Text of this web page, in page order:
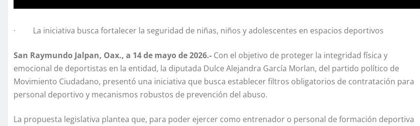
· La iniciativa busca fortalecer la seguridad de niñas, niños y adolescentes en espacios deportivos
San Raymundo Jalpan, Oax., a 14 de mayo de 2026.- Con el objetivo de proteger la integridad física y
emocional de deportistas en la entidad, la diputada Dulce Alejandra García Morlan, del partido político de
Movimiento Ciudadano, presentó una iniciativa que busca establecer filtros obligatorios de contratación para
personal deportivo y mecanismos robustos de prevención del abuso.
La propuesta legislativa plantea que, para poder ejercer como entrenador o personal de formación deportiva